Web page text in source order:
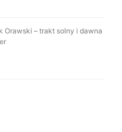
Orawski – trakt solny i dawna